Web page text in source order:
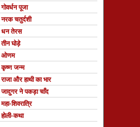
गोवर्धन पूजा
नरक चतुर्दशी
धन तेरस
तीन घोड़े
ओणम
कृष्ण जन्म
राजा और हाथी का भार
जादुगर ने पकड़ा चाँद
महा-शिवरात्रि
होली-कथा